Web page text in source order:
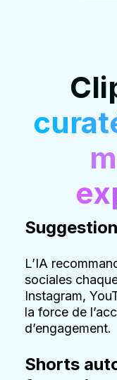
L’IA
sociales
Instagram,
la force de
d’engagement.
Shorts